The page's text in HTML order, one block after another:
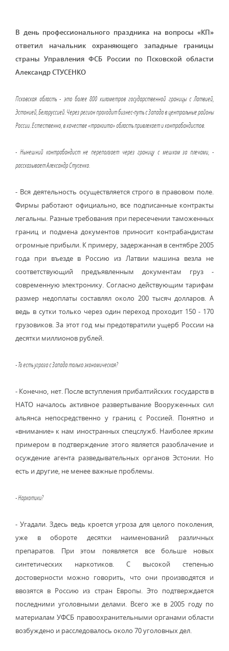
В день профессионального праздника на вопросы «КП»
ответил начальник охраняющего западные границы
страны Управления ФСБ России по Псковской области
Александр СТУСЕНКО
Псковская область - это более 800 километров государственной границы с Латвией,
Эстонией, Белоруссией. Через регион проходит бизнес-путь с Запада в центральные районы
России. Естественно, в качестве «транзита» область привлекает и контрабандистов.
- Нынешний контрабандист не переползает через границу с мешком за плечами, -
рассказывает Александр Стусенко.
- Вся деятельность осуществляется строго в правовом поле.
Фирмы работают официально, все подписанные контракты
легальны. Разные требования при пересечении таможенных
границ и подмена документов приносит контрабандистам
огромные прибыли. К примеру, задержанная в сентябре 2005
года при въезде в Россию из Латвии машина везла не
соответствующий предъявленным документам груз -
современную электронику. Согласно действующим тарифам
размер недоплаты составлял около 200 тысяч долларов. А
ведь в сутки только через один переход проходит 150 - 170
грузовиков. За этот год мы предотвратили ущерб России на
десятки миллионов рублей.
- То есть угроза с Запада только экономическая?
- Конечно, нет. После вступления прибалтийских государств в
НАТО началось активное развертывание Вооруженных сил
альянса непосредственно у границ с Россией. Понятно и
«внимание» к нам иностранных спецслужб. Наиболее ярким
примером в подтверждение этого является разоблачение и
осуждение агента разведывательных органов Эстонии. Но
есть и другие, не менее важные проблемы.
- Наркотики?
- Угадали. Здесь ведь кроется угроза для целого поколения,
уже в обороте десятки наименований различных
препаратов. При этом появляется все больше новых
синтетических наркотиков. С высокой степенью
достоверности можно говорить, что они производятся и
ввозятся в Россию из стран Европы. Это подтверждается
последними уголовными делами. Всего же в 2005 году по
материалам УФСБ правоохранительными органами области
возбуждено и расследовалось около 70 уголовных дел.